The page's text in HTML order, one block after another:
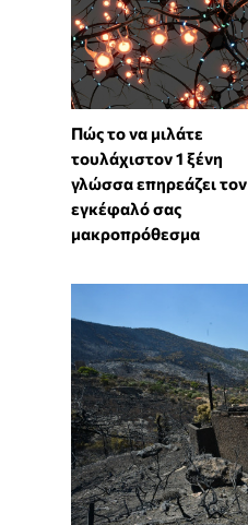
⁠Πώς το να μιλάτε
τουλάχιστον 1 ξένη
γλώσσα επηρεάζει τον
εγκέφαλό σας
μακροπρόθεσμα